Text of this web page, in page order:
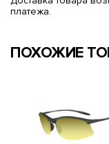
платежа.
ПОХОЖИЕ